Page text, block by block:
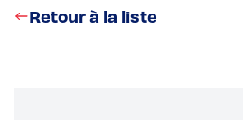
Retour à la liste